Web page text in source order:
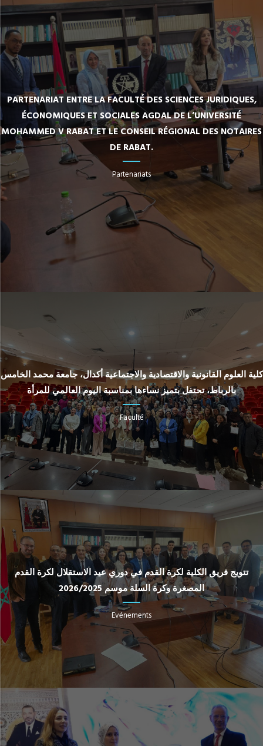
PARTENARIAT ENTRE LA FACULTÉ DES SCIENCES JURIDIQUES,
ÉCONOMIQUES ET SOCIALES AGDAL DE L’UNIVERSITÉ
MOHAMMED V RABAT ET LE CONSEIL RÉGIONAL DES NOTAIRES
DE RABAT.
Partenariats
كلية العلوم القانونية والاقتصادية والاجتماعية أكدال، جامعة محمد الخامس
بالرباط، تحتفل بتميز نساءها بمناسبة اليوم العالمي للمرأة
Faculté
تتويج فريق الكلية لكرة القدم في دوري عيد الاستقلال لكرة القدم
المصغرة وكرة السلة موسم 2026/2025
Evénements